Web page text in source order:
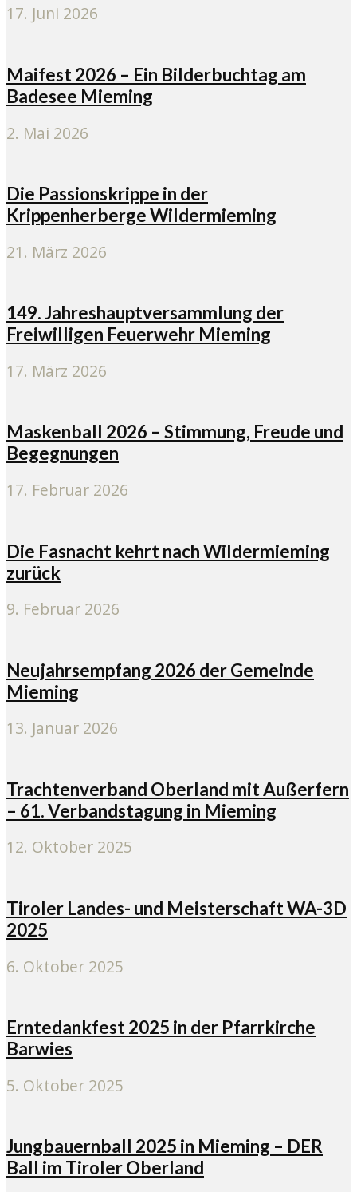
17. Juni 2026
Maifest 2026 – Ein Bilderbuchtag am
Badesee Mieming
2. Mai 2026
Die Passionskrippe in der
Krippenherberge Wildermieming
21. März 2026
149. Jahreshauptversammlung der
Freiwilligen Feuerwehr Mieming
17. März 2026
Maskenball 2026 – Stimmung, Freude und
Begegnungen
17. Februar 2026
Die Fasnacht kehrt nach Wildermieming
zurück
9. Februar 2026
Neujahrsempfang 2026 der Gemeinde
Mieming
13. Januar 2026
Trachtenverband Oberland mit Außerfern
– 61. Verbandstagung in Mieming
12. Oktober 2025
Tiroler Landes- und Meisterschaft WA-3D
2025
6. Oktober 2025
Erntedankfest 2025 in der Pfarrkirche
Barwies
5. Oktober 2025
Jungbauernball 2025 in Mieming – DER
Ball im Tiroler Oberland